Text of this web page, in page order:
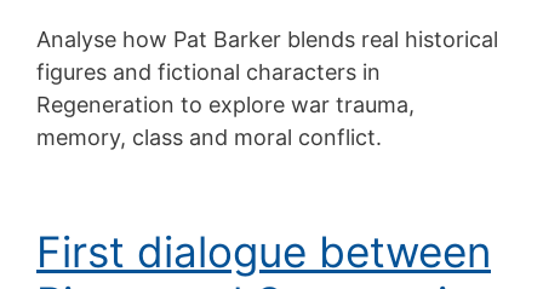
Analyse how Pat Barker blends real historical
figures and fictional characters in
Regeneration to explore war trauma,
memory, class and moral conflict.
First dialogue between